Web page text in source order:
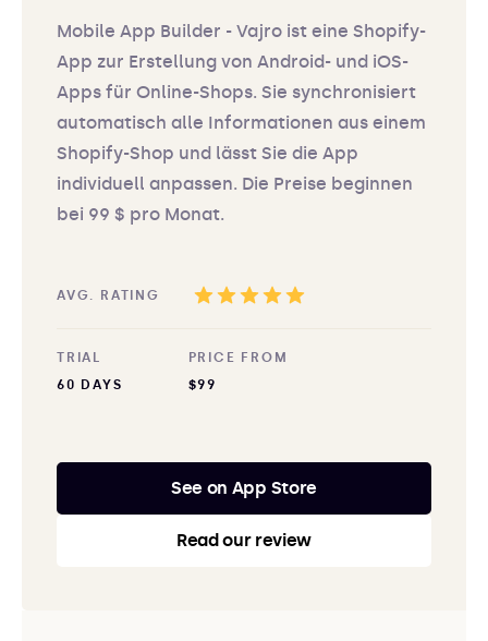
Mobile App Builder - Vajro ist eine Shopify-
App zur Erstellung von Android- und iOS-
Apps für Online-Shops. Sie synchronisiert
automatisch alle Informationen aus einem
Shopify-Shop und lässt Sie die App
individuell anpassen. Die Preise beginnen
bei 99 $ pro Monat.
AVG. RATING
TRIAL
60 DAYS
PRICE FROM
$99
See on App Store
Read our review